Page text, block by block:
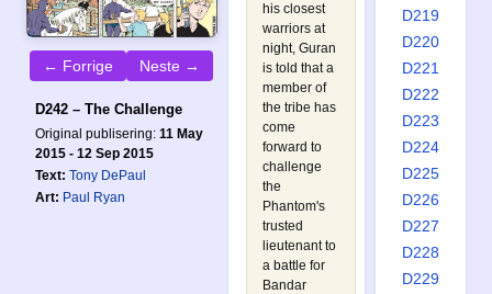
← Forrige Neste →
D242 – The Challenge
Original publisering: 11 May
2015 - 12 Sep 2015
Text: Tony DePaul
Art: Paul Ryan
his closest
warriors at
night, Guran
is told that a
member of
the tribe has
come
forward to
challenge
the
Phantom's
trusted
lieutenant to
a battle for
Bandar
D219
D220
D221
D222
D223
D224
D225
D226
D227
D228
D229